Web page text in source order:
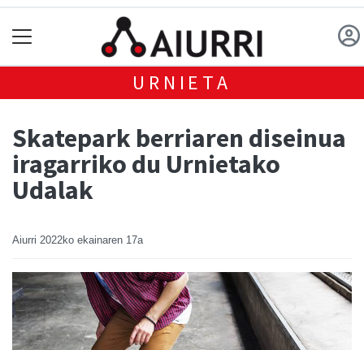
URNIETA
Skatepark berriaren diseinua
iragarriko du Urnietako
Udalak
Aiurri 2022ko ekainaren 17a